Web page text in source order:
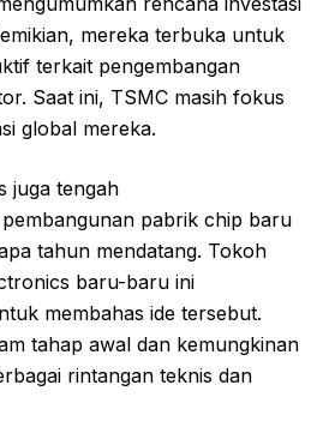
mereka terbuka untuk
terkait pengembangan
Saat ini, TSMC masih fokus
global mereka.
juga tengah
pabrik chip baru
tahun mendatang. Tokoh
baru-baru ini
membahas ide tersebut.
tahap awal dan kemungkinan
rintangan teknis dan